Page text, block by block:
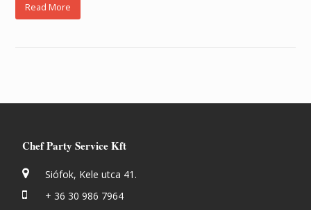
Read More
Chef Party Service Kft
Siófok, Kele utca 41.
+ 36 30 986 7964